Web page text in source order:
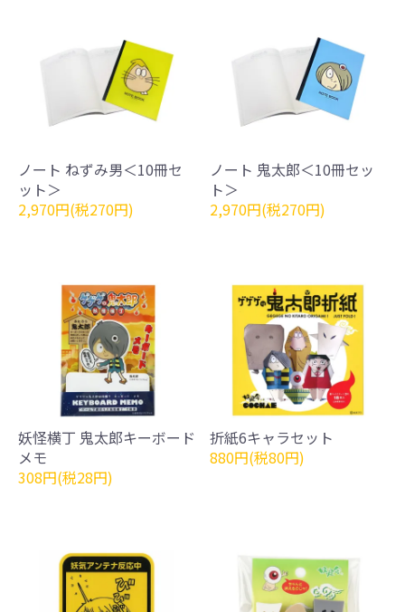
ノート ねずみ男＜10冊セ
ット＞
2,970円(税270円)
ノート 鬼太郎＜10冊セッ
ト＞
2,970円(税270円)
妖怪横丁 鬼太郎キーボード
メモ
308円(税28円)
折紙6キャラセット
880円(税80円)